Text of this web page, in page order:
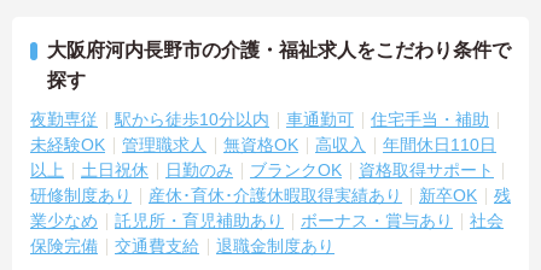
大阪府河内長野市の介護・福祉求人をこだわり条件で
探す
夜勤専従 駅から徒歩10分以内 車通勤可
住宅手当・補助
未経験OK
管理職求人 無資格OK 高収入
年間休日110日
以上
土日祝休 日勤のみ ブランクOK
資格取得サポート
研修制度あり
産休･育休･介護休暇取得実績あり 新卒OK
残
業少なめ
託児所・育児補助あり ボーナス・賞与あり
社会
保険完備
交通費支給 退職金制度あり